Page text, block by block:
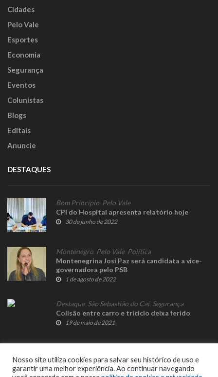
Cidades
Pelo Vale
Esportes
Economia
Segurança
Eventos
Colunistas
Blogs
Editais
Anuncie
DESTAQUES
Bom Princípio Pelo Vale
CPI do Hospital apresenta relatório hoje
30 de junho de 2022
Montenegro Pelo Vale, Política
Montenegrina Josi Paz será candidata a vice-
governadora pelo PSB
1 de agosto de 2022
Destaque, São Sebastião do Caí, Segurança
Colisão entre carro e triciclo deixa ferido
19 de maio de 2021
Nosso site utiliza cookies para salvar seu histórico de uso e
garantir uma melhor experiência. Ao continuar navegando